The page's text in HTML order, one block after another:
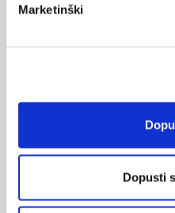
Marketinški
Dopusti
Žene i ovisnosti:
2024. održan simpozij pod
socijalnog rada, pravosuđa i